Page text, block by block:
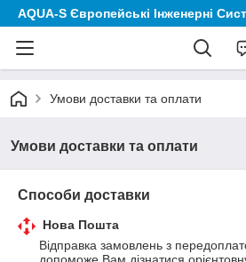
AQUA-S Європейські Інженерні
Умови доставки та оплати
Умови доставки та оплати
Способи доставки
Нова Пошта
Відправка замовлень з